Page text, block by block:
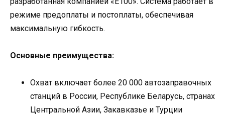
режиме предоплаты и постоплаты, обеспечивая
максимальную гибкость.
Основные преимущества:
Охват включает более 20 000 автозаправочных
станций в России, Республике Беларусь, странах
Центральной Азии, Закавказье и Турции